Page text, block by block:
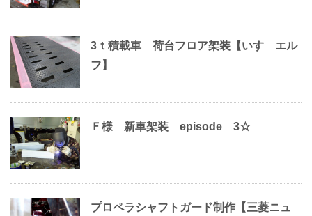
3ｔ積載車 荷台フロア架装【いすゞエル
フ】
Ｆ様 新車架装 episode 3☆
プロペラシャフトガード制作【三菱ニュ